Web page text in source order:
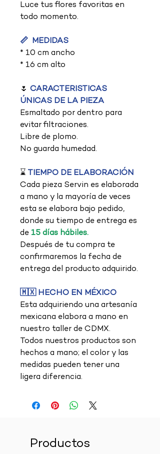
Luce tus flores favoritas en
todo momento.
📏 MEDIDAS
* 10 cm ancho
* 16 cm alto
🌷 CARACTERISTICAS
ÚNICAS DE LA PIEZA
Esmaltado por dentro para
evitar filtraciones.
Libre de plomo.
No guarda humedad.
⌛ TIEMPO DE ELABORACIÓN
Cada pieza Servin es elaborada
a mano y la mayoría de veces
esta se elabora bajo pedido,
donde su tiempo de entrega es
de 15 días hábiles.
Después de tu compra te
confirmaremos la fecha de
entrega del producto adquirido.
🇲🇽 HECHO EN MÉXICO
Esta adquiriendo una artesanía
mexicana elabora a mano en
nuestro taller de CDMX.
Todos nuestros productos son
hechos a mano; el color y las
medidas pueden tener una
ligera diferencia.
Productos